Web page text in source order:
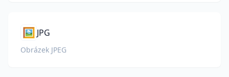
🖼️ JPG
Obrázek JPEG